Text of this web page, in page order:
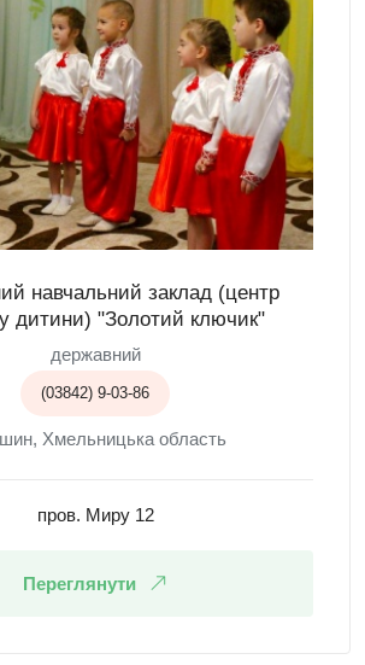
навчальний заклад (центр
дитини) "Золотий ключик"
державний
(03842) 9-03-86
Хмельницька область
пров. Миру 12
Переглянути